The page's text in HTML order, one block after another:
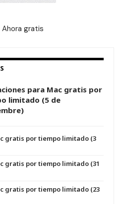
Ahora gratis
para Mac gratis por
limitado (5 de
gratis por tiempo limitado (3
gratis por tiempo limitado (31
gratis por tiempo limitado (23